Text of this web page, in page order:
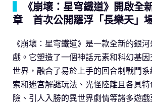
《崩壞：星穹鐵道》開啟全
章 首次公開羅浮「長樂天」
《崩壞：星穹鐵道》是一款全新的銀
戲。它塑造了一個神話元素和科幻基
世界，融合了易於上手的回合制戰鬥
索和迷宮解謎玩法、光怪陸離且各具
險、引人入勝的異世界劇情等諸多遊